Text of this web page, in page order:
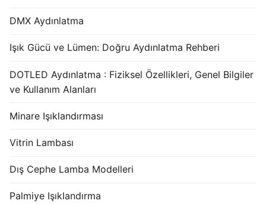
DMX Aydınlatma
Işık Gücü ve Lümen: Doğru Aydınlatma Rehberi
DOTLED Aydınlatma : Fiziksel Özellikleri, Genel Bilgiler
ve Kullanım Alanları
Minare Işıklandırması
Vitrin Lambası
Dış Cephe Lamba Modelleri
Palmiye Işıklandırma